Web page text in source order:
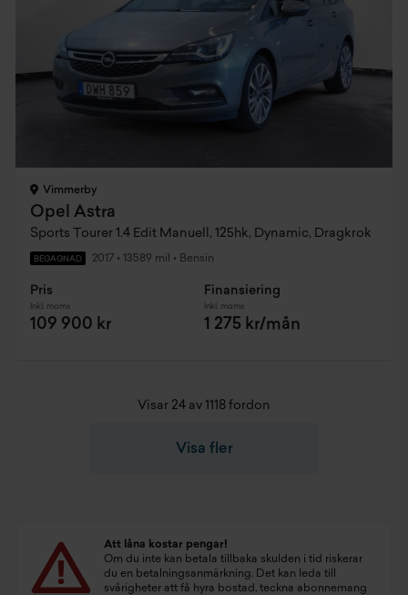
Vimmerby
Opel Astra
Sports Tourer 1.4 Edit Manuell, 125hk, Dynamic, Dragkrok
BEGAGNAD 2017 • 13589 mil • Bensin
Pris
Inkl. moms
109 900 kr
Finansiering
Inkl. moms
1 275 kr/mån
Visar 24 av 1118 fordon
Visa fler
Att låna kostar pengar!
Om du inte kan betala tillbaka skulden i tid riskerar
du en betalningsanmärkning. Det kan leda till
svårigheter att få hyra bostad, teckna abonnemang